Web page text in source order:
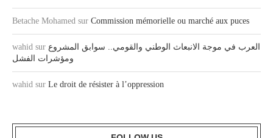
Betache Mohamed sur Commission mémorielle ou marché aux puces
wahid sur العرب في موجة الانبعاث الوطني والقومي.. سوابق المشروع
ومؤشرات الفشل
wahid sur Le droit de résister à l’oppression